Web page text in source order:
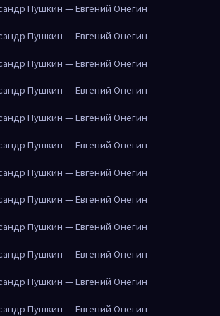
Пушкин — Евгений Онегин
Пушкин — Евгений Онегин
Пушкин — Евгений Онегин
Пушкин — Евгений Онегин
Пушкин — Евгений Онегин
Пушкин — Евгений Онегин
Пушкин — Евгений Онегин
Пушкин — Евгений Онегин
Пушкин — Евгений Онегин
Пушкин — Евгений Онегин
Пушкин — Евгений Онегин
Пушкин — Евгений Онегин